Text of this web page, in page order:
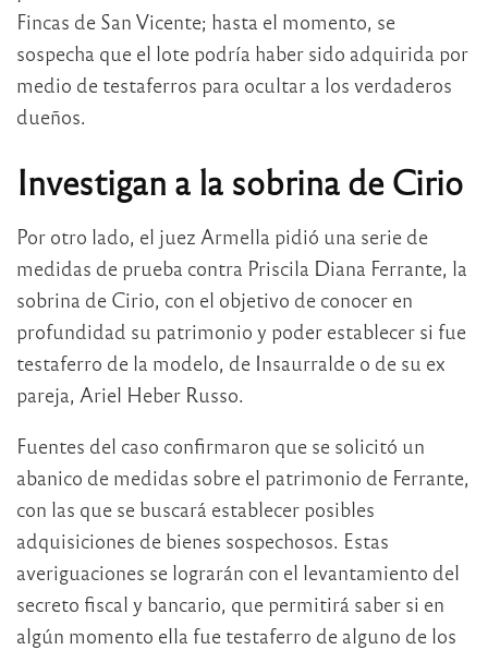
Fincas de San Vicente; hasta el momento, se
sospecha que el lote podría haber sido adquirida por
medio de testaferros para ocultar a los verdaderos
dueños.
Investigan a la sobrina de Cirio
Por otro lado, el juez Armella pidió una serie de
medidas de prueba contra Priscila Diana Ferrante, la
sobrina de Cirio, con el objetivo de conocer en
profundidad su patrimonio y poder establecer si fue
testaferro de la modelo, de Insaurralde o de su ex
pareja, Ariel Heber Russo.
Fuentes del caso confirmaron que se solicitó un
abanico de medidas sobre el patrimonio de Ferrante,
con las que se buscará establecer posibles
adquisiciones de bienes sospechosos. Estas
averiguaciones se lograrán con el levantamiento del
secreto fiscal y bancario, que permitirá saber si en
algún momento ella fue testaferro de alguno de los